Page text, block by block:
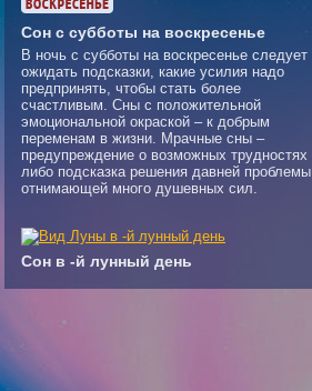
Сон с субботы на воскресенье
В ночь с субботы на воскресенье следует
ожидать подсказки, какие усилия надо
предпринять, чтобы стать более
счастливым. Сны с положительной
эмоциональной окраской – к добрым
переменам в жизни. Мрачные сны –
предупреждение о возможных трудностях
либо подсказка решения давней проблемы,
отнимающей много душевных сил.
Сон в -й лунный день